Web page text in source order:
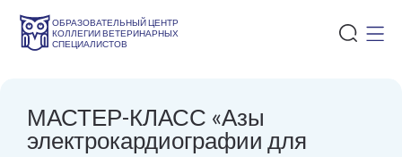
ОБРАЗОВАТЕЛЬНЫЙ ЦЕНТР
КОЛЛЕГИИ ВЕТЕРИНАРНЫХ
СПЕЦИАЛИСТОВ
МАСТЕР-КЛАСС «Азы
электрокардиографии для